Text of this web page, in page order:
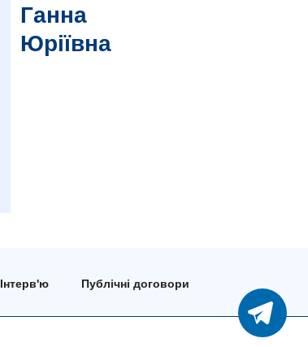
Ганна
Юріївна
Інтерв'ю Публічні договори